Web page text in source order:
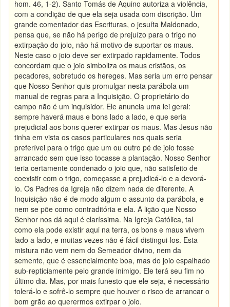
hom. 46, 1-2). Santo Tomás de Aquino autoriza a violência,
com a condição de que ela seja usada com discrição. Um
grande comentador das Escrituras, o jesuíta Maldonado,
pensa que, se não há perigo de prejuízo para o trigo no
extirpação do joio, não há motivo de suportar os maus.
Neste caso o joio deve ser extirpado rapidamente. Todos
concordam que o joio simboliza os maus cristãos, os
pecadores, sobretudo os hereges. Mas seria um erro pensar
que Nosso Senhor quis promulgar nesta parábola um
manual de regras para a Inquisição. O proprietário do
campo não é um inquisidor. Ele anuncia uma lei geral:
sempre haverá maus e bons lado a lado, e que seria
prejudicial aos bons querer extirpar os maus. Mas Jesus não
tinha em vista os casos particulares nos quais seria
preferível para o trigo que um ou outro pé de joio fosse
arrancado sem que isso tocasse a plantação. Nosso Senhor
teria certamente condenado o joio que, não satisfeito de
coexistir com o trigo, começasse a prejudicá-lo e a devorá-
lo. Os Padres da Igreja não dizem nada de diferente. A
Inquisição não é de modo algum o assunto da parábola, e
nem se põe como contraditória e ela. A lição que Nosso
Senhor nos dá aqui é claríssima. Na Igreja Católica, tal
como ela pode existir aqui na terra, os bons e maus vivem
lado a lado, e muitas vezes não é fácil distingui-los. Esta
mistura não vem nem do Semeador divino, nem da
semente, que é essencialmente boa, mas do joio espalhado
sub-repticiamente pelo grande inimigo. Ele terá seu fim no
último dia. Mas, por mais funesto que ele seja, é necessário
tolerá-lo e sofrê-lo sempre que houver o risco de arrancar o
bom grão ao querermos extirpar o joio.